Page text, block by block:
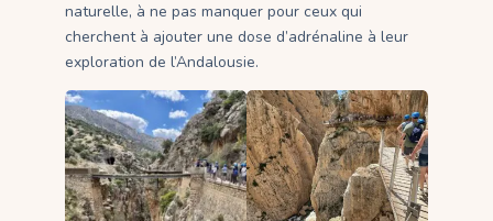
naturelle, à ne pas manquer pour ceux qui
cherchent à ajouter une dose d’adrénaline à leur
exploration de l’Andalousie.